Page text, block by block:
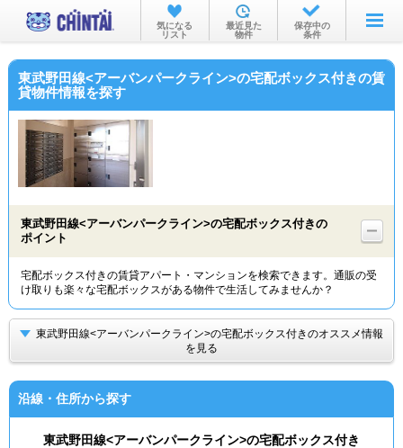
お部屋を探す
沿線・駅から
不動産会社から
気になる
リスト
最近見た
物件
保存中の
条件
東武野田線<アーバンパークライン>の宅配ボックス付きの賃
貸物件情報を探す
東武野田線<アーバンパークライン>の宅配ボックス付きの
ポイント
宅配ボックス付きの賃貸アパート・マンションを検索できます。通販の受
け取りも楽々な宅配ボックスがある物件で生活してみませんか？
東武野田線<アーバンパークライン>の宅配ボックス付きのオススメ情報
を見る
沿線・住所から探す
東武野田線<アーバンパークライン>の宅配ボックス付き